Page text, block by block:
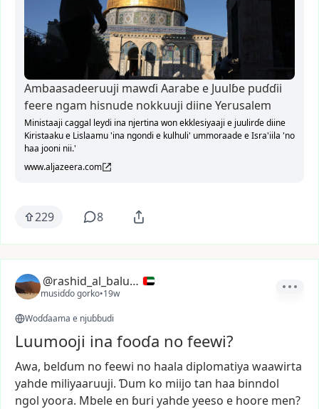
Ambaasadeeruuji mawɗi Aarabe e Juulɓe puɗɗii
feere ngam hisnude nokkuuji diine Yerusalem
Ministaaji caggal leydi ina njertina won ekklesiyaaji e juulirɗe diine
Kiristaaku e Lislaamu 'ina ngondi e kulhuli' ummoraade e Isra'iila 'no
haa jooni nii.'
www.aljazeera.com
229 8
@rashid_al_balushi
musiɗɗo gorko•19w
Woɗɗaama e njuɓɓudi
Luumooji ina fooɗa no feewi?
Awa, belɗum no feewi no haala diplomatiya waawirta
yahde miliyaaruuji. Ɗum ko miijo tan haa binndol
ngol yoora. Mbele en ɓuri yahdeyeeso e hoore men?